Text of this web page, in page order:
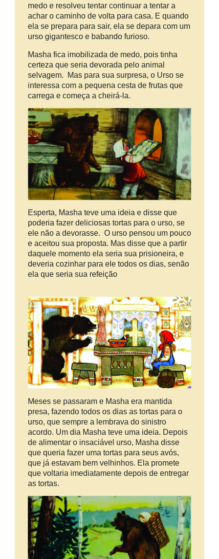
medo e resolveu tentar continuar a tentar a
achar o caminho de volta para casa. E quando
ela se prepara para sair, ela se depara com um
urso gigantesco e babando furioso.
Masha fica imobilizada de medo, pois tinha
certeza que seria devorada pelo animal
selvagem. Mas para sua surpresa, o Urso se
interessa com a pequena cesta de frutas que
carrega e começa a cheirá-la.
Esperta, Masha teve uma ideia e disse que
poderia fazer deliciosas tortas para o urso, se
ele não a devorasse. O urso pensou um pouco
e aceitou sua proposta. Mas disse que a partir
daquele momento ela seria sua prisioneira, e
deveria cozinhar para ele todos os dias, senão
ela que seria sua refeição
Meses se passaram e Masha era mantida
presa, fazendo todos os dias as tortas para o
urso, que sempre a lembrava do sinistro
acordo. Um dia Masha teve uma ideia. Depois
de alimentar o insaciável urso, Masha disse
que queria fazer uma tortas para seus avós,
que já estavam bem velhinhos. Ela promete
que voltaria imediatamente depois de entregar
as tortas.